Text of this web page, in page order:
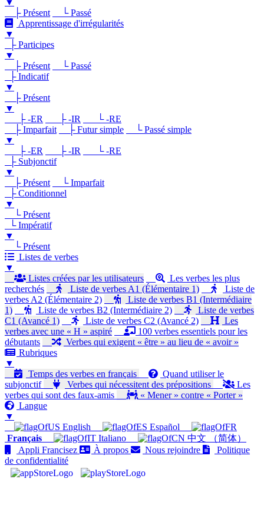
▼
├ Présent
└ Passé
Apprentissage d'irrégularités
▼
├ Participes
▼
├ Présent
└ Passé
├ Indicatif
▼
├ Présent
▼
├ -ER
├ -IR
└ -RE
├ Imparfait
├ Futur simple
└ Passé simple
▼
├ -ER
├ -IR
└ -RE
├ Subjonctif
▼
├ Présent
└ Imparfait
├ Conditionnel
▼
└ Présent
└ Impératif
▼
└ Présent
Listes de verbes
▼
Listes créées par les utilisateurs
Les verbes les plus
recherchés
Liste de verbes A1 (Élémentaire 1)
Liste de
verbes A2 (Élémentaire 2)
Liste de verbes B1 (Intermédiaire
1)
Liste de verbes B2 (Intermédiaire 2)
Liste de verbes
C1 (Avancé 1)
Liste de verbes C2 (Avancé 2)
Les
verbes avec une « H » aspiré
100 verbes essentiels pour les
débutants
Verbes qui exigent « être » au lieu de « avoir »
Rubriques
▼
Temps des verbes en français
Quand utiliser le
subjonctif
Verbes qui nécessitent des prépositions
Les
verbes qui sont des faux-amis
« Mener » contre « Porter »
Langue
▼
English
Español
Français
Italiano
中文 （简体）
Appli Francisez
À propos Nous rejoindre
Politique
de confidentialité